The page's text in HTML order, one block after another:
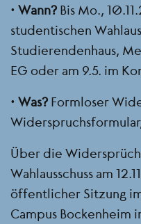
• Wann? Bis Mo.,
studentischen
Studierendenhaus,
EG oder am 9.5. im
• Was? Formloser
Über die
Wahlausschuss am
öffentlicher Sitzung
Campus Bockenheim